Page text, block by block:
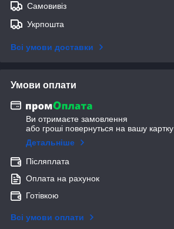
Самовивіз
Укрпошта
Всі умови доставки
Умови оплати
Ви отримаєте замовлення
або гроші повернуться на вашу картку
Детальніше
Післяплата
Оплата на рахунок
Готівкою
Всі умови оплати